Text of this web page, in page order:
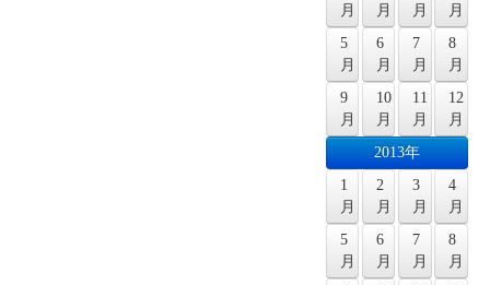
月
月
月
月
5
月
6
月
7
月
8
月
9
月
10
月
11
月
12
月
2013年
1
月
2
月
3
月
4
月
5
月
6
月
7
月
8
月